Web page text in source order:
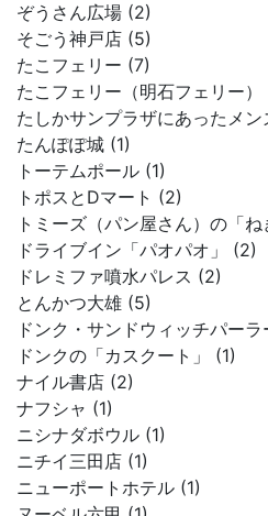
ぞうさん広場 (2)
そごう神戸店 (5)
たこフェリー (7)
たこフェリー（明石フェリー）
たしかサンプラザにあったメ
たんぽぽ城 (1)
トーテムポール (1)
トポスとDマート (2)
トミーズ（パン屋さん）の「
ドライブイン「パオパオ」 (2)
ドレミファ噴水パレス (2)
とんかつ大雄 (5)
ドンク・サンドウィッチパーラ
ドンクの「カスクート」 (1)
ナイル書店 (2)
ナフシャ (1)
ニシナダボウル (1)
ニチイ三田店 (1)
ニューポートホテル (1)